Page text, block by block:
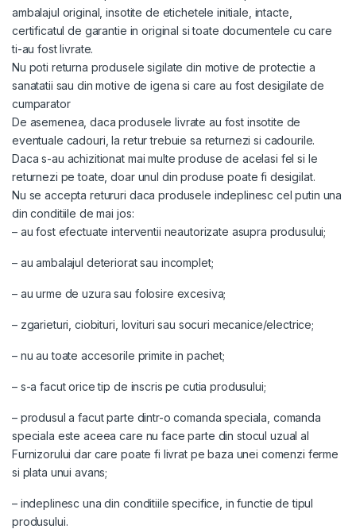
ambalajul original, insotite de etichetele initiale, intacte,
certificatul de garantie in original si toate documentele cu care
ti-au fost livrate.
Nu poti returna produsele sigilate din motive de protectie a
sanatatii sau din motive de igena si care au fost desigilate de
cumparator
De asemenea, daca produsele livrate au fost insotite de
eventuale cadouri, la retur trebuie sa returnezi si cadourile.
Daca s-au achizitionat mai multe produse de acelasi fel si le
returnezi pe toate, doar unul din produse poate fi desigilat.
Nu se accepta retururi daca produsele indeplinesc cel putin una
din conditiile de mai jos:
– au fost efectuate interventii neautorizate asupra produsului;
– au ambalajul deteriorat sau incomplet;
– au urme de uzura sau folosire excesiva;
– zgarieturi, ciobituri, lovituri sau socuri mecanice/electrice;
– nu au toate accesorile primite in pachet;
– s-a facut orice tip de inscris pe cutia produsului;
– produsul a facut parte dintr-o comanda speciala, comanda
speciala este aceea care nu face parte din stocul uzual al
Furnizorului dar care poate fi livrat pe baza unei comenzi ferme
si plata unui avans;
– indeplinesc una din conditiile specifice, in functie de tipul
produsului.